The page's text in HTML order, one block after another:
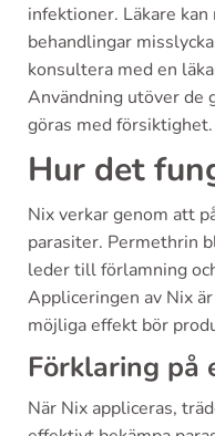
infektioner. Läkare
behandlingar
konsultera med en
Användning utöver de
göras med försiktighet.
Hur det
Nix verkar genom att
parasiter. Permethrin
leder till förlamning
Appliceringen av Nix
möjliga effekt bör
Förklaring på
När Nix appliceras,